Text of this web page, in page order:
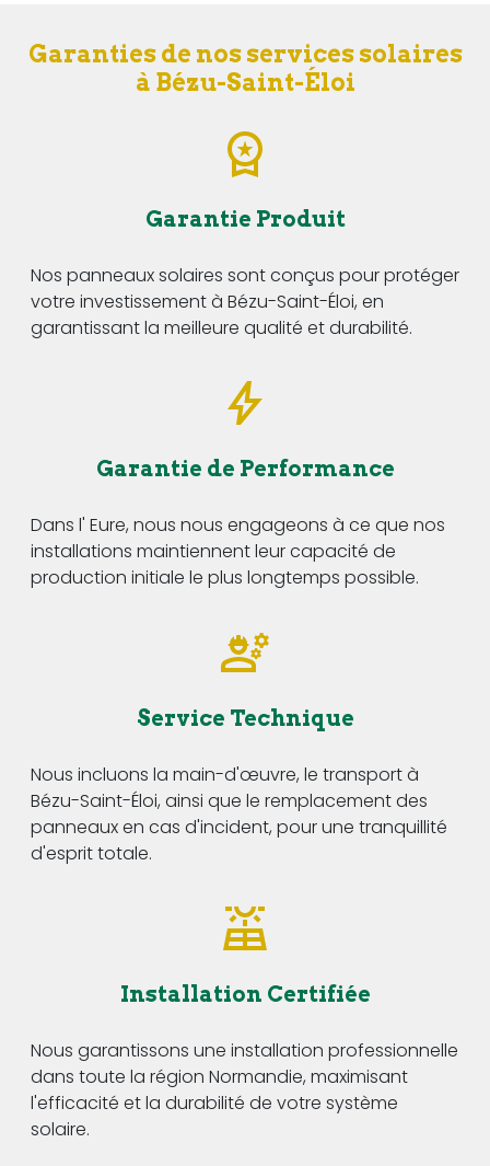
Garanties de nos services solaires
à Bézu-Saint-Éloi
Garantie Produit
Nos panneaux solaires sont conçus pour protéger
votre investissement à Bézu-Saint-Éloi, en
garantissant la meilleure qualité et durabilité.
Garantie de Performance
Dans l' Eure, nous nous engageons à ce que nos
installations maintiennent leur capacité de
production initiale le plus longtemps possible.
Service Technique
Nous incluons la main-d'œuvre, le transport à
Bézu-Saint-Éloi, ainsi que le remplacement des
panneaux en cas d'incident, pour une tranquillité
d'esprit totale.
Installation Certifiée
Nous garantissons une installation professionnelle
dans toute la région Normandie, maximisant
l'efficacité et la durabilité de votre système
solaire.